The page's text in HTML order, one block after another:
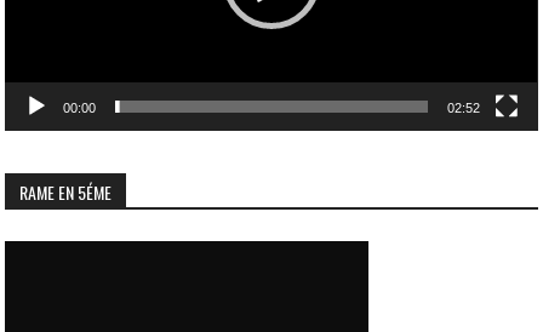
00:00 02:52
RAME EN 5ÉME